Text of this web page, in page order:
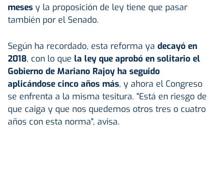
meses y la proposición de ley tiene que pasar
también por el Senado.
Según ha recordado, esta reforma ya decayó en
2018, con lo que la ley que aprobó en solitario el
Gobierno de Mariano Rajoy ha seguido
aplicándose cinco años más, y ahora el Congreso
se enfrenta a la misma tesitura. "Está en riesgo de
que caiga y que nos quedemos otros tres o cuatro
años con esta norma", avisa.